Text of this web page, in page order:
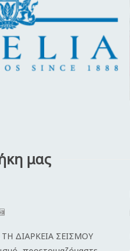
μας
ΔΙΑΡΚΕΙΑ ΣΕΙΣΜΟΥ